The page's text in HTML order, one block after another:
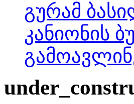
გურამ
კანიონის